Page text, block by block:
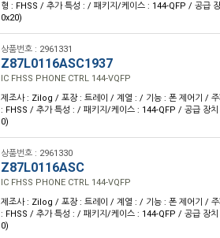
형 : FHSS / 추가 특성 : / 패키지/케이스 : 144-QFP / 공급
0x20)
상품번호 : 2961331
Z87L0116ASC1937
IC FHSS PHONE CTRL 144-VQFP
제조사 : Zilog / 포장 : 트레이 / 계열 : / 기능 : 폰 제어기 /
: FHSS / 추가 특성 : / 패키지/케이스 : 144-QFP / 공급 장
0)
상품번호 : 2961330
Z87L0116ASC
IC FHSS PHONE CTRL 144-VQFP
제조사 : Zilog / 포장 : 트레이 / 계열 : / 기능 : 폰 제어기 /
: FHSS / 추가 특성 : / 패키지/케이스 : 144-QFP / 공급 장
0)